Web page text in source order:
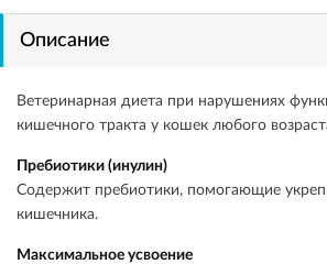
Описание
Ветеринарная диета при нарушениях
кишечного тракта у кошек любого
Пребиотики (инулин)
Содержит пребиотики, помогающие
кишечника.
Максимальное усвоение